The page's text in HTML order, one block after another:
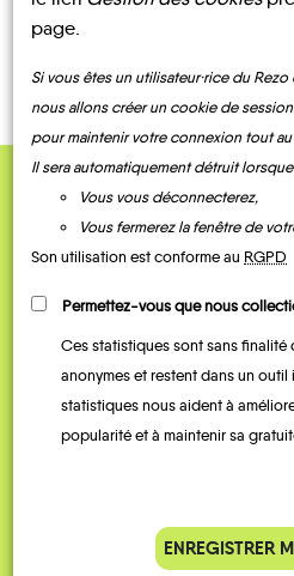
Je vais bosser
parking de la
page.
Si vous êtes un utilisateur·rice du
nous allons créer un cookie de
pour maintenir votre connexion tout
Il sera automatiquement détruit
Vous vous déconnecterez,
Vous fermerez la fenêtre de
Son utilisation est conforme au RGPD
Permettez-vous que nous
Ces statistiques sont sans finalité
anonymes et restent dans un
statistiques nous aident à
popularité et à maintenir sa
ENREGISTRER